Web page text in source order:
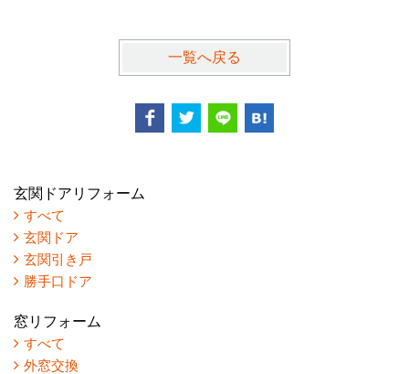
一覧へ戻る
玄関ドアリフォーム
すべて
玄関ドア
玄関引き戸
勝手口ドア
窓リフォーム
すべて
外窓交換